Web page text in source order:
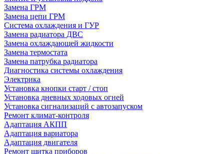
Замена ГРМ
Замена цепи ГРМ
Система охлаждения и ГУР
Замена радиатора ДВС
Замена охлаждающей жидкости
Замена термостата
Замена патрубка радиатора
Диагностика системы охлаждения
Электрика
Установка кнопки старт / стоп
Установка дневных ходовых огней
Установка сигнализаций с автозапуском
Ремонт климат-контроля
Адаптация АКПП
Адаптация вариатора
Адаптация двигателя
Ремонт щитка приборов